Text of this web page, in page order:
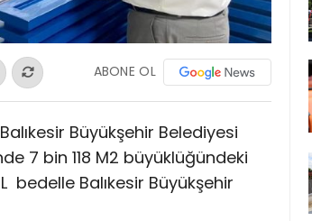
ABONE OL
Büyükşehir Belediyesi
7 bin 118 M2 büyüklüğündeki
bedelle Balıkesir Büyükşehir